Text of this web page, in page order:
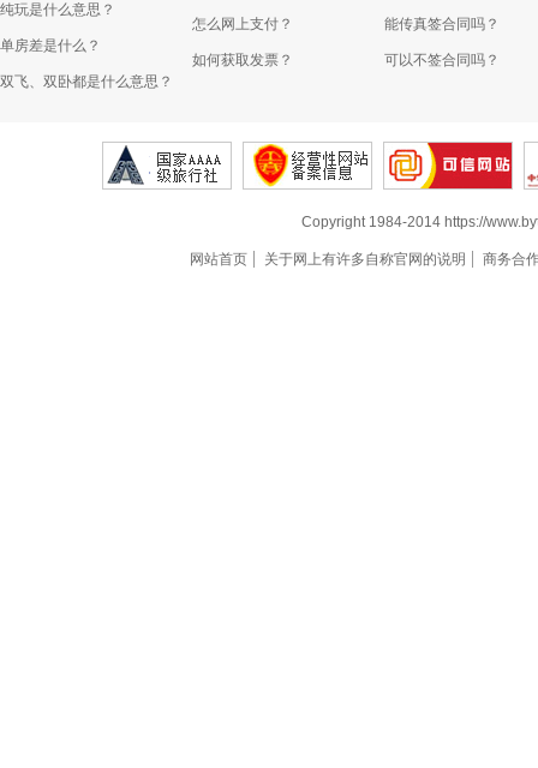
纯玩是什么意思？
单房差是什么？
双飞、双卧都是什么意思？
怎么网上支付？
如何获取发票？
能传真签合同吗？
可以不签合同吗？
Copyright 1984-2014 https://
网站首页 关于网上有许多自称官网的说明 商务合